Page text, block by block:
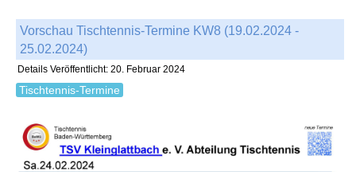
Vorschau Tischtennis-Termine KW8 (19.02.2024 -
25.02.2024)
Details Veröffentlicht: 20. Februar 2024
Tischtennis-Termine